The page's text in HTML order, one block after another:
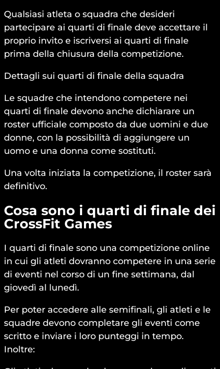
Qualsiasi atleta o squadra che desideri
partecipare ai quarti di finale deve accettare il
proprio invito e iscriversi ai quarti di finale
prima della chiusura della competizione.
Dettagli sui quarti di finale della squadra
Le squadre che intendono competere nei
quarti di finale devono anche dichiarare un
roster ufficiale composto da due uomini e due
donne, con la possibilità di aggiungere un
uomo e una donna come sostituti.
Una volta iniziata la competizione, il roster sarà
definitivo.
Cosa sono i quarti di finale dei
CrossFit Games
I quarti di finale sono una competizione online
in cui gli atleti dovranno competere in una serie
di eventi nel corso di un fine settimana, dal
giovedì al lunedì.
Per poter accedere alle semifinali, gli atleti e le
squadre devono completare gli eventi come
scritto e inviare i loro punteggi in tempo.
Inoltre: